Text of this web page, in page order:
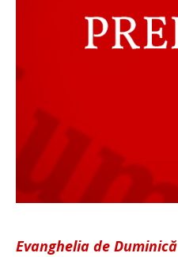
Evanghelia de Duminică